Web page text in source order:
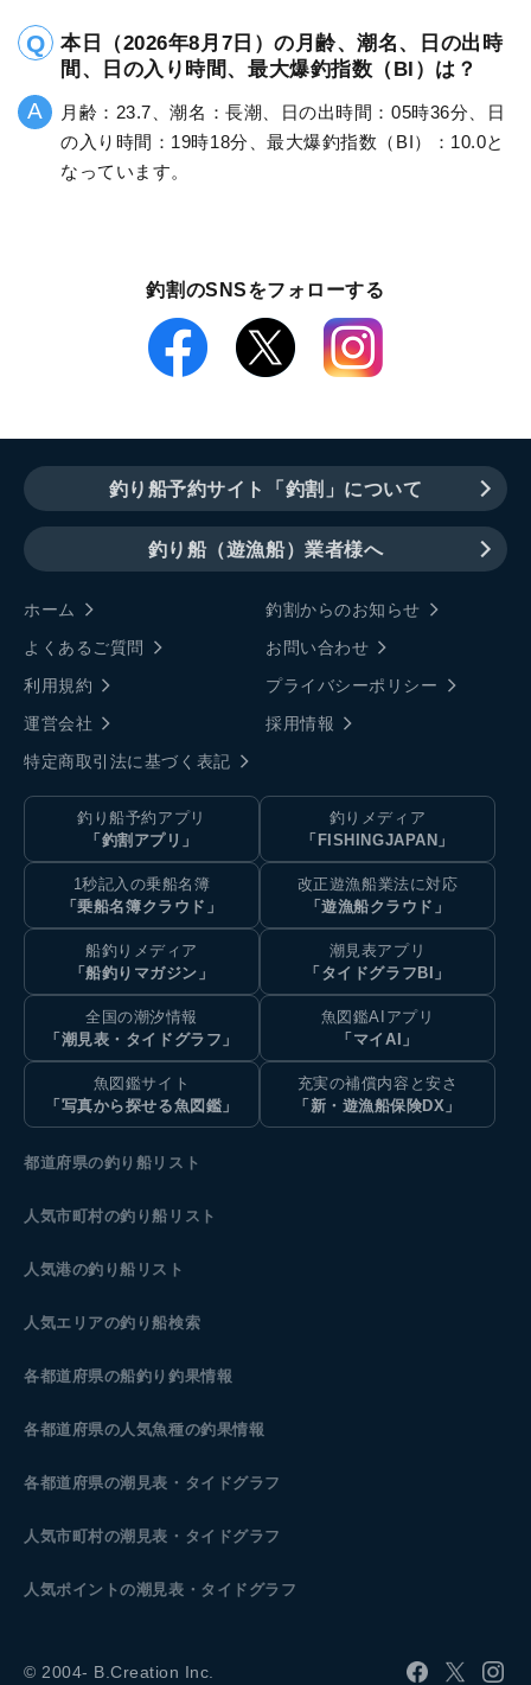
本日（2026年8月7日）の月齢、潮名、日の出時
間、日の入り時間、最大爆釣指数（BI）は？
月齢：23.7、潮名：長潮、日の出時間：05時36分、日
の入り時間：19時18分、最大爆釣指数（BI）：10.0と
なっています。
釣割のSNSをフォローする
釣り船予約サイト「釣割」について
釣り船（遊漁船）業者様へ
ホーム
釣割からのお知らせ
よくあるご質問
お問い合わせ
利用規約
プライバシーポリシー
運営会社
採用情報
特定商取引法に基づく表記
釣り船予約アプリ
「釣割アプリ」
釣りメディア
「FISHINGJAPAN」
1秒記入の乗船名簿
「乗船名簿クラウド」
改正遊漁船業法に対応
「遊漁船クラウド」
船釣りメディア
「船釣りマガジン」
潮見表アプリ
「タイドグラフBI」
全国の潮汐情報
「潮見表・タイドグラフ」
魚図鑑AIアプリ
「マイAI」
魚図鑑サイト
「写真から探せる魚図鑑」
充実の補償内容と安さ
「新・遊漁船保険DX」
都道府県の釣り船リスト
人気市町村の釣り船リスト
人気港の釣り船リスト
人気エリアの釣り船検索
各都道府県の船釣り釣果情報
各都道府県の人気魚種の釣果情報
各都道府県の潮見表 ・タイドグラフ
人気市町村の潮見表・タイドグラフ
人気ポイントの潮見表・タイドグラフ
© 2004- B.Creation Inc.